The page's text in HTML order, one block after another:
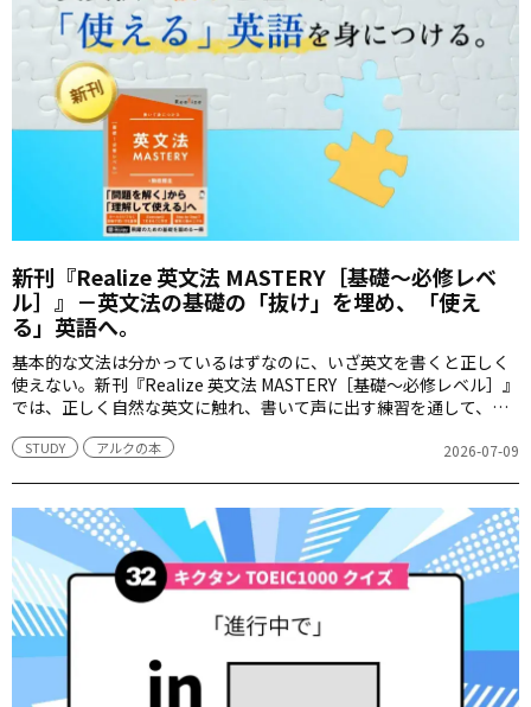
新刊『Realize 英文法 MASTERY［基礎～必修レベ
ル］』－英文法の基礎の「抜け」を埋め、「使え
る」英語へ。
基本的な文法は分かっているはずなのに、いざ英文を書くと正しく
使えない。新刊『Realize 英文法 MASTERY［基礎～必修レベル］』
では、正しく自然な英文に触れ、書いて声に出す練習を通して、英
STUDY アルクの本 2026-07-09